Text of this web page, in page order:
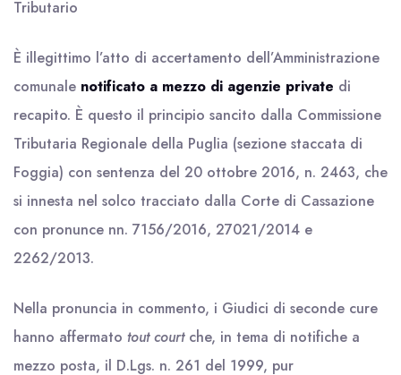
Tributario
È illegittimo l’atto di accertamento dell’Amministrazione
comunale notificato a mezzo di agenzie private di
recapito. È questo il principio sancito dalla Commissione
Tributaria Regionale della Puglia (sezione staccata di
Foggia) con sentenza del 20 ottobre 2016, n. 2463, che
si innesta nel solco tracciato dalla Corte di Cassazione
con pronunce nn. 7156/2016, 27021/2014 e
2262/2013.
Nella pronuncia in commento, i Giudici di seconde cure
hanno affermato tout courtche, in tema di notifiche a
mezzo posta, il D.Lgs. n. 261 del 1999, pur